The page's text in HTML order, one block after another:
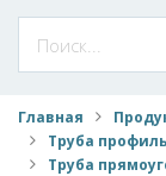
Главная
Труба
Труба